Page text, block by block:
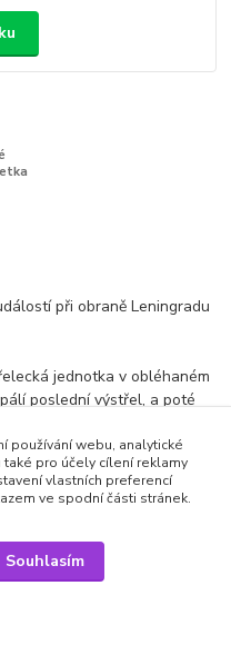
při obraně Leningradu
jednotka v obléhaném
poslední výstřel, a poté
velkou zásobu střelného
audio: CZ
používání webu, analytické
pro účely cílení reklamy
vlastních preferencí
ve spodní části stránek.
Souhlasím